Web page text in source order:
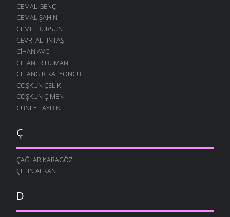
CEMAL GENÇ
CEMAL ŞAHIN
CEMIL DURSUN
CEVRI ALTINTAŞ
CIHAN AVCI
CIHANER DUMAN
CIHANGIR KALYONCU
COŞKUN ÇELIK
COŞKUN ÇIMEN
CÜNEYT AYDIN
Ç
ÇAĞLAR KARAGÖZ
ÇETIN ALKAN
D